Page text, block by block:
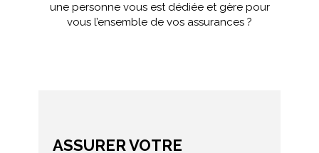
une personne vous est dédiée et gère pour
vous l’ensemble de vos assurances ?
ASSURER VOTRE